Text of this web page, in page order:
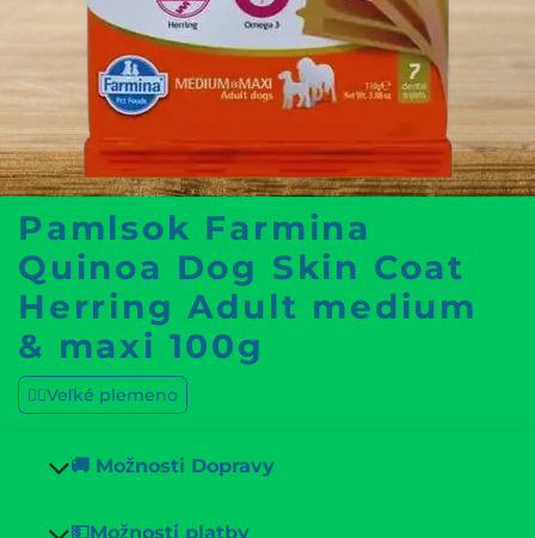
Pamlsok Farmina
Quinoa Dog Skin Coat
Herring Adult medium
& maxi 100g
🐕‍🦺Veľké plemeno
🚚 Možnosti Dopravy
💵Možnosti platby